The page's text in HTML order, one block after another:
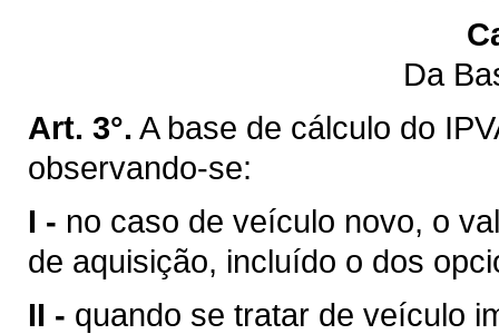
Da
Art. 3°. A base de cálculo do
observando-se:
I - no caso de veículo novo, o
de aquisição, incluído o dos
II - quando se tratar de veículo